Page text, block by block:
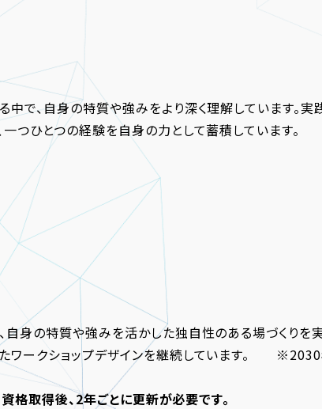
で、自身の特質や強みをより深く理解しています。実
つひとつの経験を自身の力として蓄積しています。
身の特質や強みを活かした独自性のある場づくりを
ワークショップデザインを継続しています。
格取得後、2年ごとに更新が必要です。